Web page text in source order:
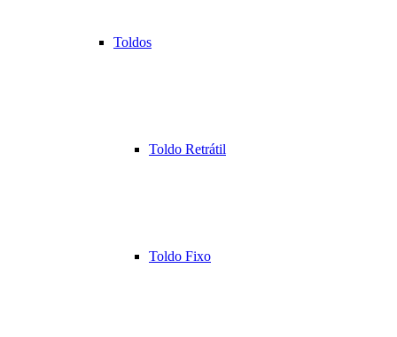
Toldos
Toldo Retrátil
Toldo Fixo